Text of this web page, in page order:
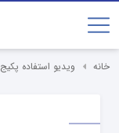
خانه ویدیو استفاده پکیج